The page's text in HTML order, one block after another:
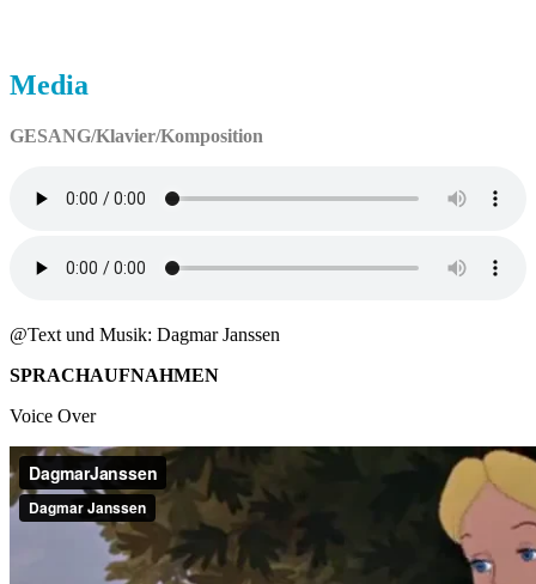
Media
GESANG/Klavier/Komposition
@Text und Musik: Dagmar Janssen
SPRACHAUFNAHMEN
Voice Over